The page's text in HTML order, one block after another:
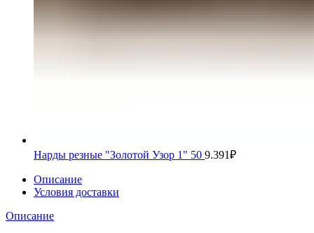
Нарды резные "Золотой Узор 1" 50 9.391₽
Описание
Условия доставки
Описание